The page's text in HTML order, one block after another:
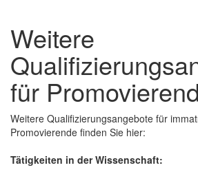
Weitere
für
Weitere Qualifizierungsangebote für
Promovierende finden Sie hier:
Tätigkeiten in der Wissenschaft: